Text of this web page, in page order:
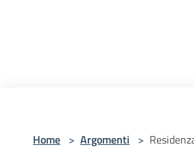
Home > Argomenti >